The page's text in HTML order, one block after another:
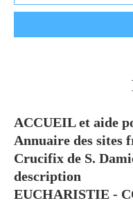
ACCUEIL et aide
Annuaire des sites
Crucifix de S.
description
EUCHARISTIE -